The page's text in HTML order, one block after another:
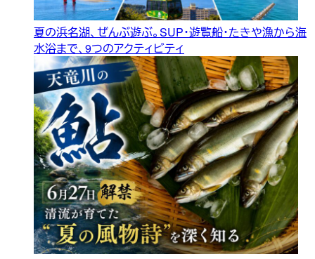
夏の浜名湖、ぜんぶ遊ぶ。SUP・遊覧船・たきや漁から海
水浴まで、9つのアクティビティ